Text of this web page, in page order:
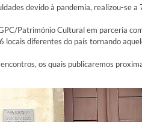
devido à pandemia, realizou-se a
Património Cultural em parceria
locais diferentes do país tornando
os quais publicaremos